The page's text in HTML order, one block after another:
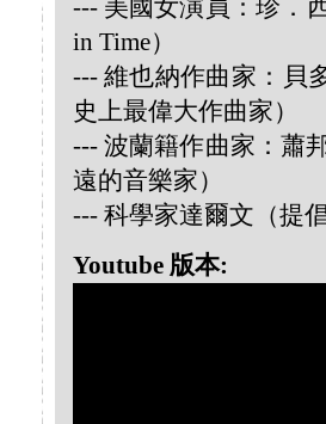
--- 美國女演員：珍．
in Time）
--- 維也納作曲家：貝
史上最偉大作曲家）
--- 波蘭籍作曲家：蕭
遠的音樂家）
--- 科學家達爾文（提
Youtube 版本: